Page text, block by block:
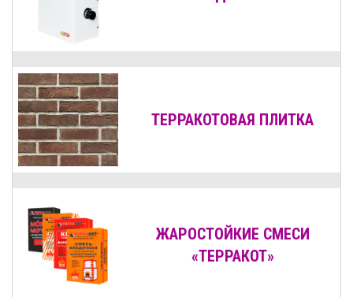
ТЕРРАКОТОВАЯ ПЛИТКА
ЖАРОСТОЙКИЕ СМЕСИ
«ТЕРРАКОТ»